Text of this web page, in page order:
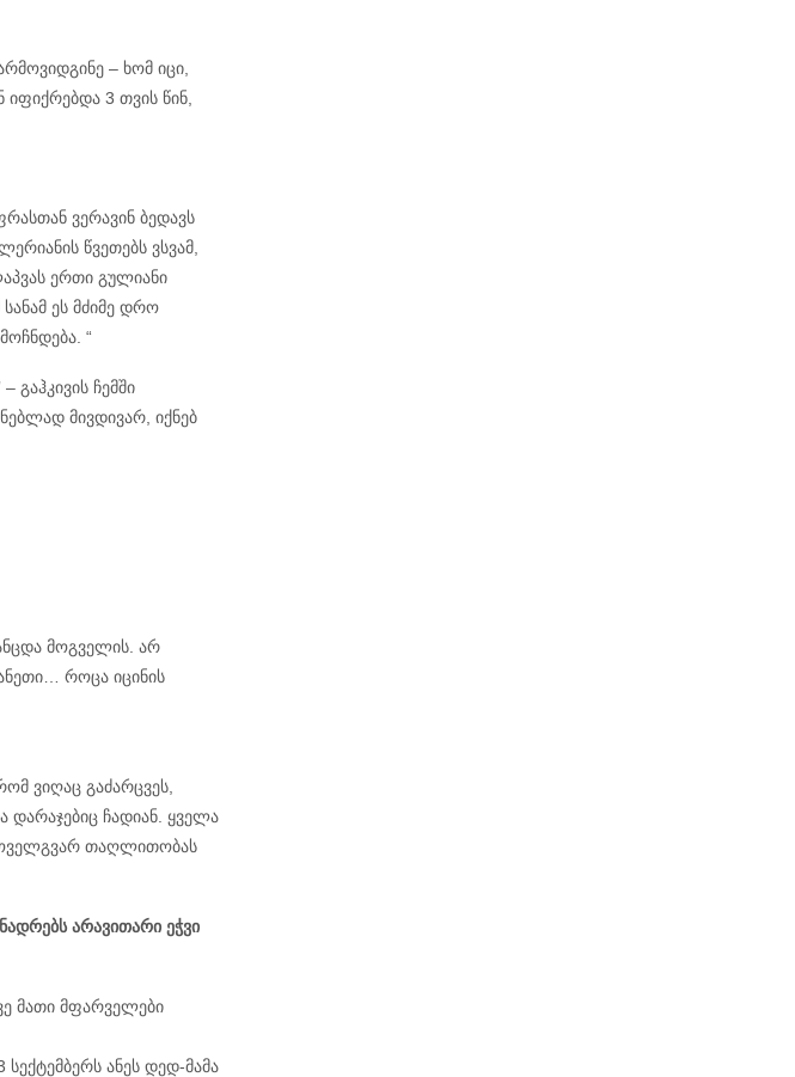
– ხომ იცი,
3 თვის წინ,
ვერავინ ბედავს
წვეთებს ვსვამ,
ერთი გულიანი
ეს მძიმე დრო
“
ჩემში
მივდივარ, იქნებ
მოგველის. არ
როცა იცინის
ვიღაც გაძარცვეს,
ჩადიან. ყველა
თაღლითობას
არავითარი ეჭვი
მათი მფარველები
ანეს დედ-მამა